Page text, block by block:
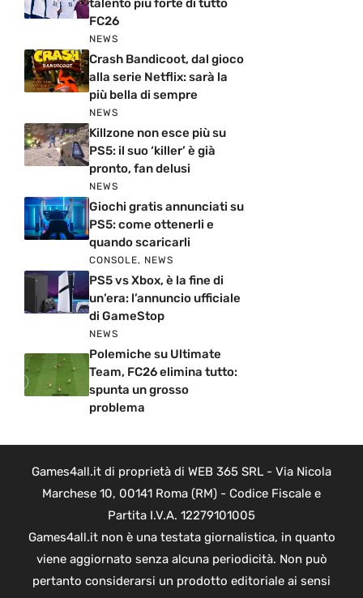
talento più forte di tutto
FC26
NEWS
Crash Bandicoot, dal gioco
alla serie Netflix: sarà la
più bella di sempre
NEWS
Killzone non esce più su
PS5: il suo ‘killer’ è già
pronto, fan delusi
NEWS
Giochi gratis annunciati su
PS5: come ottenerli e
quando scaricarli
CONSOLE, NEWS
PS5 vs Xbox, è la fine di
un’era: l’annuncio ufficiale
di GameStop
NEWS
Polemiche su Ultimate
Team, FC26 elimina tutto:
spunta un grosso
problema
Games4all.it di proprietà di WEB 365 SRL - Via Nicola
Marchese 10, 00141 Roma (RM) - Codice Fiscale e
Partita I.V.A. 12279101005
Games4all.it non è una testata giornalistica, in quanto
viene aggiornato senza alcuna periodicità. Non può
pertanto considerarsi un prodotto editoriale ai sensi